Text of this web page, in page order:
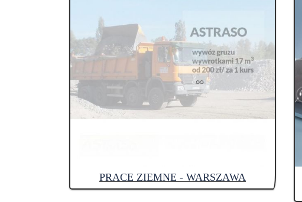
PRACE ZIEMNE - WARSZAWA